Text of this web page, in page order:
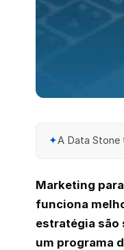
✦A Data
Marketing
funciona
estratégia são
um programa